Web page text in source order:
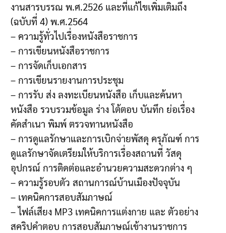
งานสารบรรณ พ.ศ.2526 และที่แก้ไขเพิ่มเติมถึง
(ฉบับที่ 4) พ.ศ.2564
– ความรู้ทั่วไปเรื่องหนังสือราชการ
– การเขียนหนังสือราชการ
– การจัดเก็บเอกสาร
– การเขียนรายงานการประชุม
– การรับ ส่ง ลงทะเบียนหนังสือ เก็บและค้นหา
หนังสือ รวบรวมข้อมูล ร่าง โต้ตอบ บันทึก ย่อเรื่อง
คัดสำเนา พิมพ์ ตรวจทานหนังสือ
– การดูแลรักษาและการเบิกจ่ายพัสดุ ครุภัณฑ์ การ
ดูแลรักษาจัดเตรียมให้บริการเรื่องสถานที่ วัสดุ
อุปกรณ์ การติดต่อและอำนวยความสะดวกต่าง ๆ
– ความรู้รอบตัว สถานการณ์บ้านเมืองปัจจุบัน
– เทคนิคการสอบสัมภาษณ์
– ไฟล์เสียง MP3 เทคนิคการแต่งกาย และ ตัวอย่าง
สคริปคำตอบ การสอบสัมภาษณ์เข้างานราชการ